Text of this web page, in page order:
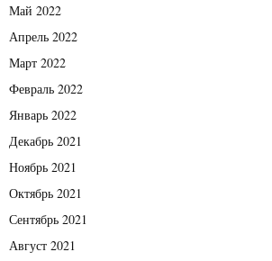
Май 2022
Апрель 2022
Март 2022
Февраль 2022
Январь 2022
Декабрь 2021
Ноябрь 2021
Октябрь 2021
Сентябрь 2021
Август 2021